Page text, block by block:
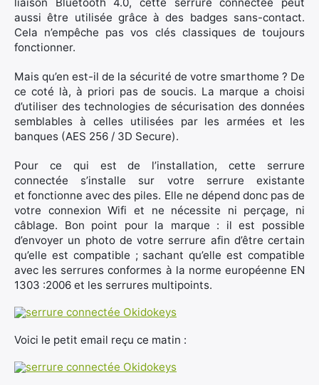
aussi être utilisée grâce à des badges sans-contact.
Cela n’empêche pas vos clés classiques de toujours
fonctionner.
Mais qu’en est-il de la sécurité de votre smarthome ? De
ce coté là, à priori pas de soucis. La marque a choisi
d’utiliser des technologies de sécurisation des données
semblables à celles utilisées par les armées et les
banques (AES 256 / 3D Secure).
Pour ce qui est de l’installation, cette serrure
connectée s’installe sur votre serrure existante
et fonctionne avec des piles. Elle ne dépend donc pas de
votre connexion Wifi et ne nécessite ni perçage, ni
câblage. Bon point pour la marque : il est possible
d’envoyer un photo de votre serrure afin d’être certain
qu’elle est compatible ; sachant qu’elle est compatible
avec les serrures conformes à la norme européenne EN
1303 :2006 et les serrures multipoints.
Voici le petit email reçu ce matin :